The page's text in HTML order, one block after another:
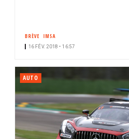
BRÈVE IMSA
16 FÉV. 2018 • 16:57
AUTO